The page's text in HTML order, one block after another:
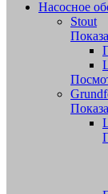
Насосное
Stout